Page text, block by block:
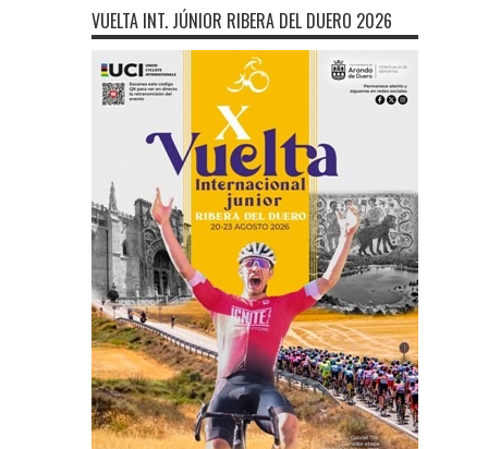
VUELTA INT. JÚNIOR RIBERA DEL DUERO 2026